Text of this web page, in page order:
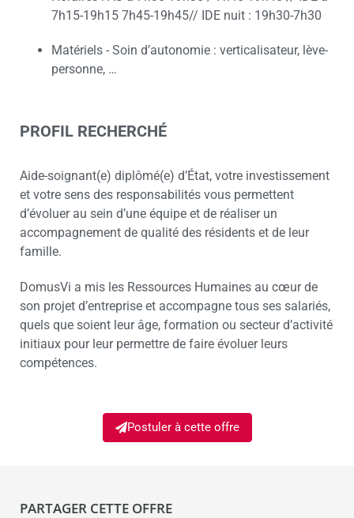
7h15-19h15 7h45-19h45// IDE nuit : 19h30-7h30
Matériels - Soin d’autonomie : verticalisateur, lève-
personne, …
PROFIL RECHERCHÉ
Aide-soignant(e) diplômé(e) d’État, votre investissement
et votre sens des responsabilités vous permettent
d’évoluer au sein d’une équipe et de réaliser un
accompagnement de qualité des résidents et de leur
famille.
DomusVi a mis les Ressources Humaines au cœur de
son projet d’entreprise et accompagne tous ses salariés,
quels que soient leur âge, formation ou secteur d’activité
initiaux pour leur permettre de faire évoluer leurs
compétences.
Postuler à cette offre
PARTAGER CETTE OFFRE